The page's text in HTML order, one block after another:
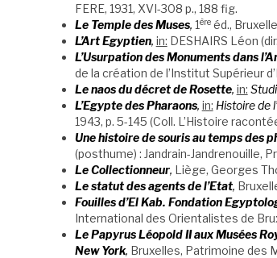
FERE, 1931, XVI-308 p., 188 fig.
Le Temple des Muses, 1èreéd.,
L’Art Egyptien, in: DESHAIRS Léon
L’Usurpation des Monuments dans
de la création de l’Institut Supérieur
Le naos du décret de Rosette, in:
L’Egypte des Pharaons, in: Histoire de
1943, p. 5-145 (Coll. L’Histoire
Une histoire de souris au temps des
(posthume) : Jandrain-Jandrenouille,
Le Collectionneur, Liège, Georges
Le statut des agents de l’Etat,
Fouilles d’El Kab. Fondation
International des Orientalistes de
Le Papyrus Léopold II aux Musées
New York, Bruxelles, Patrimoine des